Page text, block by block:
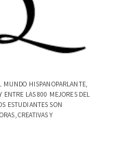
MUNDO HISPANOPARLANTE,
ENTRE LAS 800 MEJORES DEL
ESTUDIANTES SON
CREATIVAS Y